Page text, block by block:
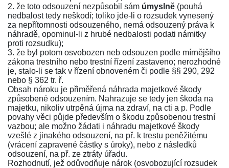
2. že toto odsouzení nezpůsobil sám úmyslně (pouhá
nedbalost tedy neškodí; toliko jde-li o rozsudek vynesený
za nepřítomnosti odsouzeného, nemá odsouzený práva k
náhradě, opominul-li z hrubé nedbalosti podati námitky
proti rozsudku);
3. že byl potom osvobozen neb odsouzen podle mírnějšího
zákona trestního nebo trestní řízení zastaveno; nerozhodné
je, stalo-li se tak v řízení obnoveném či podle §§ 290, 292
nebo § 362 tr. ř.
Obsah nároku je přiměřená náhrada majetkové škody
způsobené odsouzením. Nahrazuje se tedy jen škoda na
majetku, nikoliv utrpěná újma na zdraví, na cti a p. Podle
povahy věci půjde především o škodu způsobenou trestní
vazbou; ale možno žádati i náhradu majetkové škody
vzešlé z jinakého odsouzení, na př. k trestu peněžitému
(vrácení zapravené částky s úroky), nebo z následků
odsouzení, na př. ze ztráty úřadu.
Rozhodnutí, jež odůvodňuje nárok (osvobozující rozsudek